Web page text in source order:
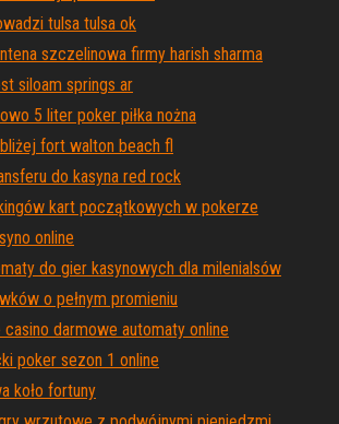
tulsa tulsa ok
szczelinowa firmy harish sharma
siloam springs ar
5 liter poker piłka nożna
fort walton beach fl
do kasyna red rock
kart początkowych w pokerze
online
do gier kasynowych dla milenialsów
o pełnym promieniu
casino darmowe automaty online
poker sezon 1 online
koło fortuny